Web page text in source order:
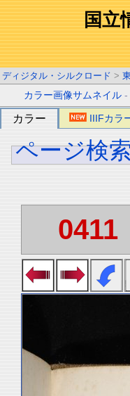
国立
ディジタル・シルクロード >
カラー画像サムネイル -
カラー IIIFカラ
ページ検
0411